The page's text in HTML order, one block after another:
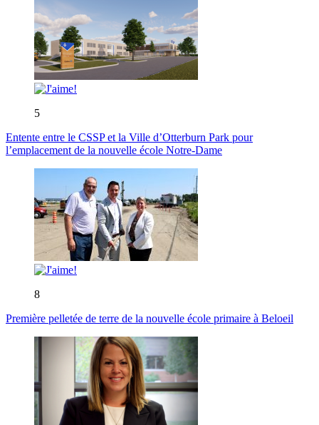
5
Entente entre le CSSP et la Ville d’Otterburn Park pour
l’emplacement de la nouvelle école Notre-Dame
8
Première pelletée de terre de la nouvelle école primaire à Beloeil